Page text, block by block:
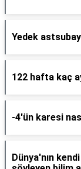
Yedek
122 hafta kaç
-4'ün karesi
Dünya'nın